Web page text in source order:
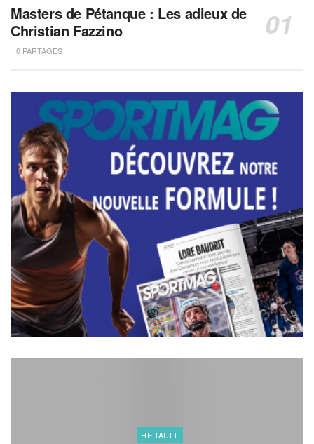
Masters de Pétanque : Les adieux de
Christian Fazzino
0 PARTAGES
HERAULT